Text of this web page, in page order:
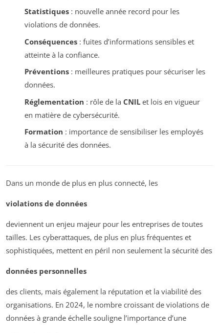
Statistiques: nouvelle année record pour les
violations de données.
Conséquences: fuites d’informations sensibles et
atteinte à la confiance.
Préventions: meilleures pratiques pour sécuriser les
données.
Réglementation : rôle de la CNILet lois en vigueur
en matière de cybersécurité.
Formation : importance de sensibiliser les employés
à la sécurité des données.
Dans un monde de plus en plus connecté, les
violations de données
deviennent un enjeu majeur pour les entreprises de toutes
tailles. Les cyberattaques, de plus en plus fréquentes et
sophistiquées, mettent en péril non seulement la sécurité des
données personnelles
des clients, mais également la réputation et la viabilité des
organisations. En 2024, le nombre croissant de violations de
données à grande échelle souligne l’importance d’une